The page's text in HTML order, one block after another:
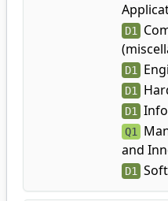
D1
D1
D1
D1
Q1
and
D1